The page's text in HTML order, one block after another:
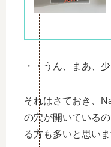
・・うん、まあ、
それはさておき、
の穴が開いている
る方も多いと思いま